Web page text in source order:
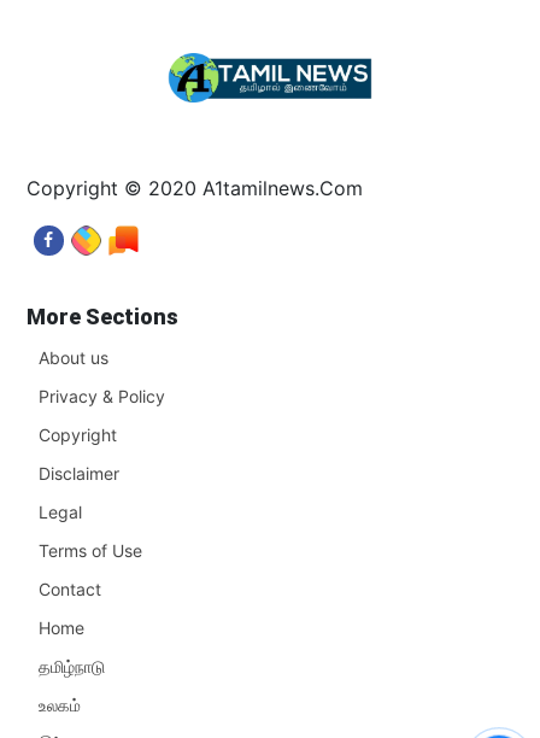
Copyright © 2020 A1tamilnews.Com
More Sections
About us
Privacy & Policy
Copyright
Disclaimer
Legal
Terms of Use
Contact
Home
தமிழ்நாடு
உலகம்